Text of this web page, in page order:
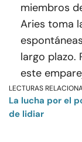
miembros
Aries toma
largo plazo.
este
LECTURAS
La lucha por el
de lidiar